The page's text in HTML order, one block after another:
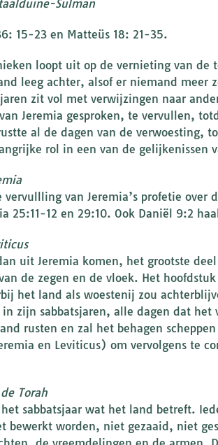
Sulman
15-23 en Matteüs 18: 21-35.
loopt uit op de vernieting van de
leeg achter, alsof er niemand meer
jaren zit vol met verwijzingen naar
Jeremia gesproken, te vervullen,
al de dagen van de verwoesting,
rol in een van de gelijkenissen
vervullling van Jeremia’s profetie
25:11-12 en 29:10. Ook Daniël 9:2
uit Jeremia komen, het grootste
de zegen en de vloek. Het
het land als woestenij zou
in zijn sabbatsjaren, alle dagen dat
rusten en zal het behagen
en Leviticus) om vervolgens te
Torah
sabbatsjaar wat het land betreft.
bewerkt worden, niet gezaaid, niet